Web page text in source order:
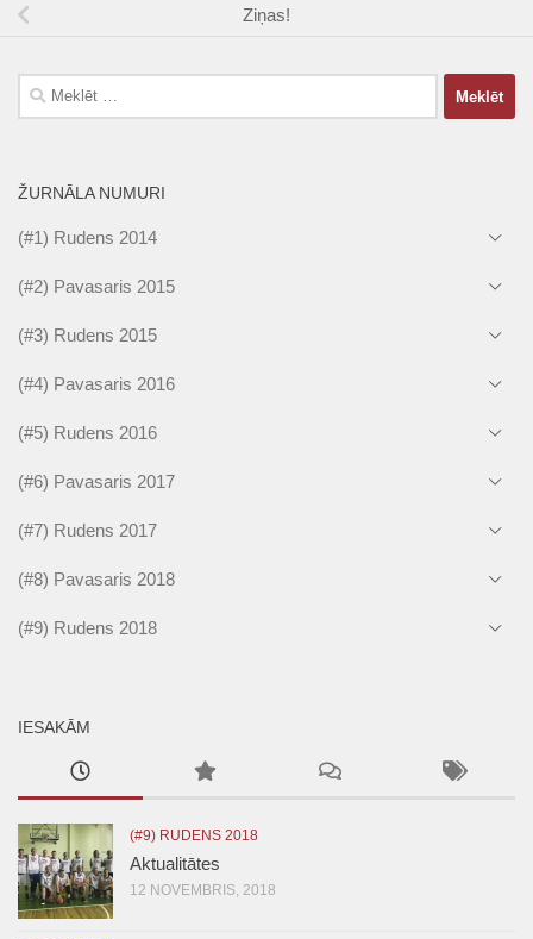
Ziņas!
Meklēt:
ŽURNĀLA NUMURI
(#1) Rudens 2014
(#2) Pavasaris 2015
(#3) Rudens 2015
(#4) Pavasaris 2016
(#5) Rudens 2016
(#6) Pavasaris 2017
(#7) Rudens 2017
(#8) Pavasaris 2018
(#9) Rudens 2018
IESAKĀM
(#9) RUDENS 2018
Aktualitātes
12 NOVEMBRIS, 2018